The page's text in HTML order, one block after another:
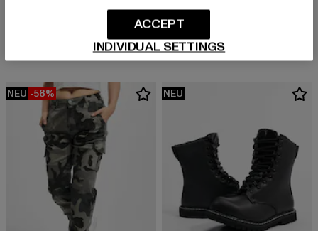
Derzeitiger Preis: 36,89 EURAktionspreis: 44,99 EUR
URBAN CLASSICS
Ladies High Waist
24,00 EUR
Derzeitiger Preis: 24,00 EUR
NEU -58% NEU
INDIVIDUAL SETTINGS
ACCEPT